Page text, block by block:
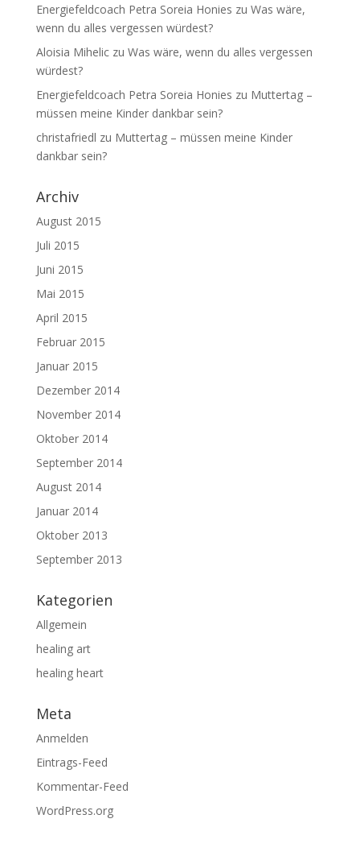
Energiefeldcoach Petra Soreia Honies zu Was wäre,
wenn du alles vergessen würdest?
Aloisia Miheliczu Was wäre, wenn du alles vergessen
würdest?
Energiefeldcoach Petra Soreia Honies zu Muttertag –
müssen meine Kinder dankbar sein?
christafriedl zu Muttertag – müssen meine Kinder
dankbar sein?
Archiv
August 2015
Juli 2015
Juni 2015
Mai 2015
April 2015
Februar 2015
Januar 2015
Dezember 2014
November 2014
Oktober 2014
September 2014
August 2014
Januar 2014
Oktober 2013
September 2013
Kategorien
Allgemein
healing art
healing heart
Meta
Anmelden
Eintrags-Feed
Kommentar-Feed
WordPress.org